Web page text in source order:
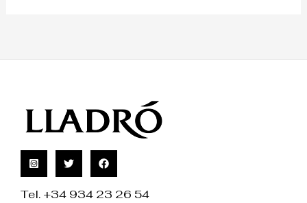
Tel. +34 934 23 26 54